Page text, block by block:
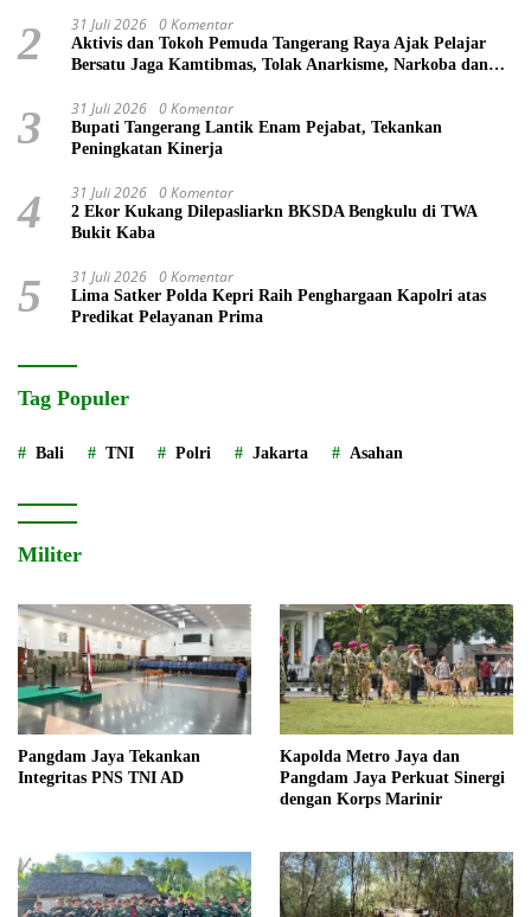
2 31 Juli 2026 0 Komentar
Aktivis dan Tokoh Pemuda Tangerang Raya Ajak Pelajar
Bersatu Jaga Kamtibmas, Tolak Anarkisme, Narkoba dan
3 31 Juli 2026 0 Komentar
Bupati Tangerang Lantik Enam Pejabat, Tekankan
Peningkatan Kinerja
4 31 Juli 2026 0 Komentar
2 Ekor Kukang Dilepasliarkn BKSDA Bengkulu di TWA
Bukit Kaba
5 31 Juli 2026 0 Komentar
Lima Satker Polda Kepri Raih Penghargaan Kapolri atas
Predikat Pelayanan Prima
Tag Populer
Bali TNI Polri Jakarta Asahan
Militer
Pangdam Jaya Tekankan
Integritas PNS TNI AD
Kapolda Metro Jaya dan
Pangdam Jaya Perkuat Sinergi
dengan Korps Marinir